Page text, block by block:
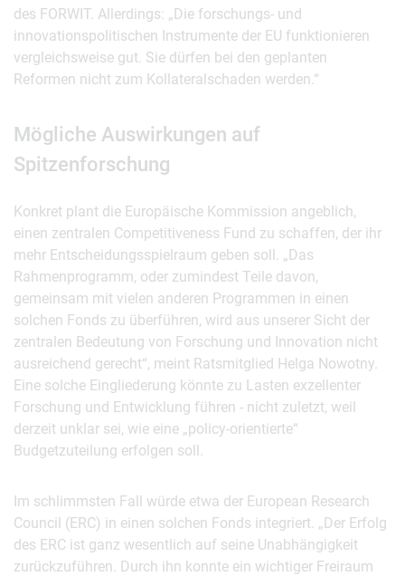
des FORWIT. Allerdings: „Die forschungs- und
innovationspolitischen Instrumente der EU funktionieren
vergleichsweise gut. Sie dürfen bei den geplanten
Reformen nicht zum Kollateralschaden werden.“
Mögliche Auswirkungen auf
Spitzenforschung
Konkret plant die Europäische Kommission angeblich,
einen zentralen Competitiveness Fund zu schaffen, der ihr
mehr Entscheidungsspielraum geben soll. „Das
Rahmenprogramm, oder zumindest Teile davon,
gemeinsam mit vielen anderen Programmen in einen
solchen Fonds zu überführen, wird aus unserer Sicht der
zentralen Bedeutung von Forschung und Innovation nicht
ausreichend gerecht“, meint Ratsmitglied Helga Nowotny.
Eine solche Eingliederung könnte zu Lasten exzellenter
Forschung und Entwicklung führen - nicht zuletzt, weil
derzeit unklar sei, wie eine „policy-orientierte“
Budgetzuteilung erfolgen soll.
Im schlimmsten Fall würde etwa der European Research
Council (ERC) in einen solchen Fonds integriert. „Der Erfolg
des ERC ist ganz wesentlich auf seine Unabhängigkeit
zurückzuführen. Durch ihn konnte ein wichtiger Freiraum